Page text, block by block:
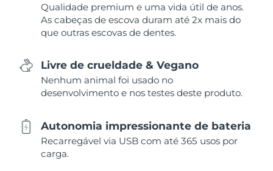
Qualidade premium e uma vida útil de anos.
As cabeças de escova duram até 2x mais do
que outras escovas de dentes.
Livre de crueldade & Vegano
Nenhum animal foi usado no
desenvolvimento e nos testes deste produto.
Autonomia impressionante de bateria
Recarregável via USB com até 365 usos por
carga.